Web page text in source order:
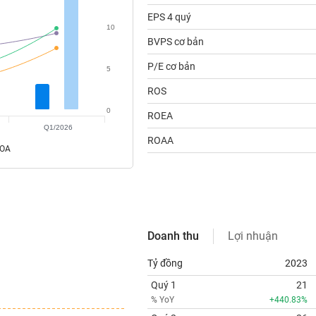
0
5
10
Q1/2026
EPS 4 quý
BVPS cơ bản
P/E cơ bản
ROS
ROEA
ROAA
Doanh thu Lợi nhuận
Tỷ đồng 2023
Quý 1
% YoY
21
+440.83%